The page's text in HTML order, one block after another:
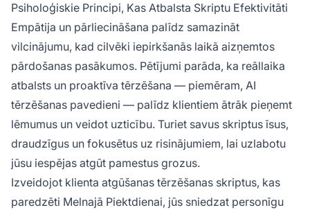
Psiholoģiskie Principi, Kas Atbalsta Skriptu Efektivitāti
Empātija un pārliecināšana palīdz samazināt
vilcinājumu, kad cilvēki iepirkšanās laikā aizņemtos
pārdošanas pasākumos. Pētījumi parāda, ka reāllaika
atbalsts un proaktīva tērzēšana — piemēram, AI
tērzēšanas pavedieni — palīdz klientiem ātrāk pieņemt
lēmumus un veidot uzticību. Turiet savus skriptus īsus,
draudzīgus un fokusētus uz risinājumiem, lai uzlabotu
jūsu iespējas atgūt pamestus grozus.
Izveidojot klienta atgūšanas tērzēšanas skriptus, kas
paredzēti Melnajā Piektdienai, jūs sniedzat personīgu